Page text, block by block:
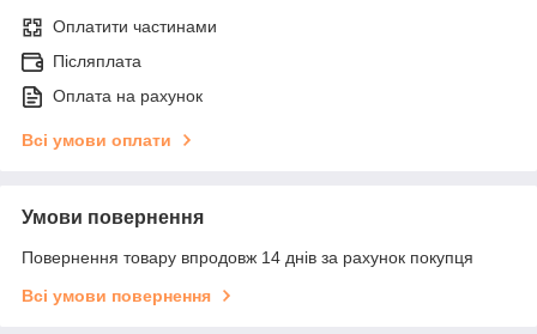
Оплатити частинами
Післяплата
Оплата на рахунок
Всі умови оплати
Умови повернення
Повернення товару впродовж 14 днів за рахунок покупця
Всі умови повернення